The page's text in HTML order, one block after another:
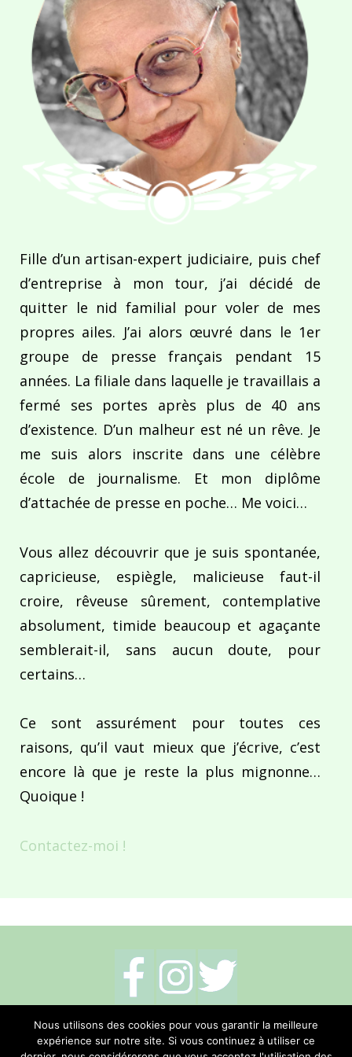
Fille d’un artisan-expert judiciaire, puis chef
d’entreprise à mon tour, j’ai décidé de
quitter le nid familial pour voler de mes
propres ailes. J’ai alors œuvré dans le 1er
groupe de presse français pendant 15
années. La filiale dans laquelle je travaillais a
fermé ses portes après plus de 40 ans
d’existence. D’un malheur est né un rêve. Je
me suis alors inscrite dans une célèbre
école de journalisme. Et mon diplôme
d’attachée de presse en poche… Me voici…
Vous allez découvrir que je suis spontanée,
capricieuse, espiègle, malicieuse faut-il
croire, rêveuse sûrement, contemplative
absolument, timide beaucoup et agaçante
semblerait-il, sans aucun doute, pour
certains…
Ce sont assurément pour toutes ces
raisons, qu’il vaut mieux que j’écrive, c’est
encore là que je reste la plus mignonne…
Quoique !
Contactez-moi !
Mentions légales- Politique de cookies-
Me contacter
Nous utilisons des cookies pour vous garantir la meilleure
expérience sur notre site. Si vous continuez à utiliser ce